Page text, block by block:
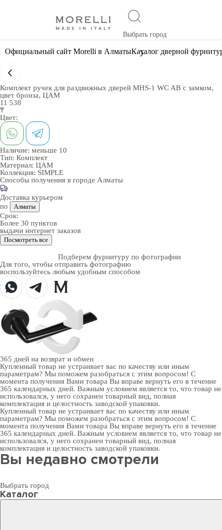
Выбрать город
Официальный сайт Morelli в АлматыКаталог дверной
Комплект ручек для раздвижных дверей MHS-1 WC AB с замком,
цвет бронза, ЦАМ
11 538
₸
Цвет:
Наличие: меньше 10
Тип: Комплект
Материал: ЦАМ
Коллекция: SIMPLE
Способы получения в городе Алматы
Доставка курьером
по
Алматы
Срок:
Более 30 пунктов
выдачи интернет заказов
Посмотреть все
Подберем фурнитуру по фотографии
Для того, чтобы отправить фотографию
воспользуйтесь любым удобным способом
365 дней на возврат и обмен
Купленный товар не устраивает вас по качеству или иным
параметрам? Мы поможем разобраться с этим вопросом! С
момента получения Вами товара Вы вправе вернуть его в течение
365 календарных дней. Важным условием является то, что товар не
использовался, у него сохранен товарный вид, полная
комплектация и целостность заводской упаковки.
Купленный товар не устраивает вас по качеству или иным
параметрам? Мы поможем разобраться с этим вопросом! С
момента получения Вами товара Вы вправе вернуть его в течение
365 календарных дней. Важным условием является то, что товар не
использовался, у него сохранен товарный вид, полная
комплектация и целостность заводской упаковки.
Вы недавно смотрели
Выбрать город
Каталог